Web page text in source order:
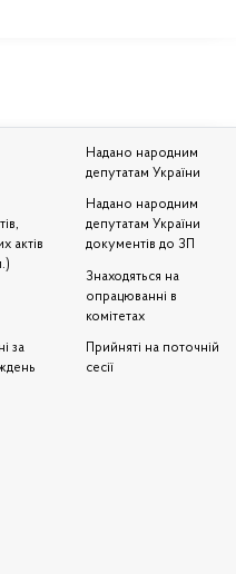
актів
за
Надано народним
депутатам України
Надано народним
депутатам України
документів до ЗП
Знаходяться на
опрацюванні в
комітетах
Прийняті на поточній
сесії